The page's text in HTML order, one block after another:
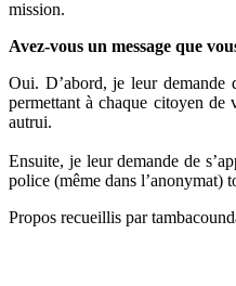
mission.
Avez-vous un message que
Oui. D’abord, je leur demande
permettant à chaque citoyen de
autrui.
Ensuite, je leur demande de
police (même dans l’anonymat)
Propos recueillis par